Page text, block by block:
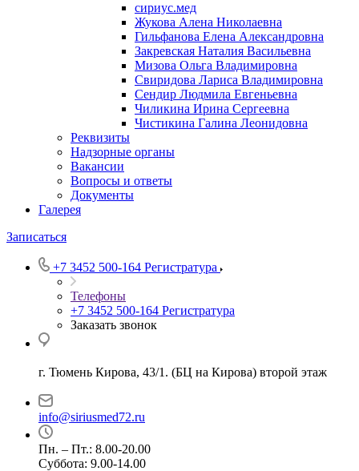
сириус.мед
Жукова Алена Николаевна
Гильфанова Елена Александровна
Закревская Наталия Васильевна
Мизова Ольга Владимировна
Свиридова Лариса Владимировна
Сендир Людмила Евгеньевна
Чиликина Ирина Сергеевна
Чистикина Галина Леонидовна
Реквизиты
Надзорные органы
Вакансии
Вопросы и ответы
Документы
Галерея
Записаться
+7 3452 500-164 Регистратура
Телефоны
+7 3452 500-164 Регистратура
Заказать звонок
г. Тюмень Кирова, 43/1. (БЦ на Кирова) второй этаж
info@siriusmed72.ru
Пн. – Пт.: 8.00-20.00
Суббота: 9.00-14.00